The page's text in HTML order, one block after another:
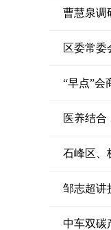
曹慧泉调
区委常委
“早点”会
医养结合
石峰区、
邹志超讲
中车双碳